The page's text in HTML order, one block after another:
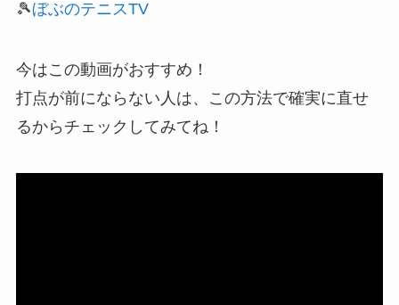
🎾ぼぶのテニスTV
今はこの動画がおすすめ！
打点が前にならない人は、この方法で確実に直せ
るからチェックしてみてね！